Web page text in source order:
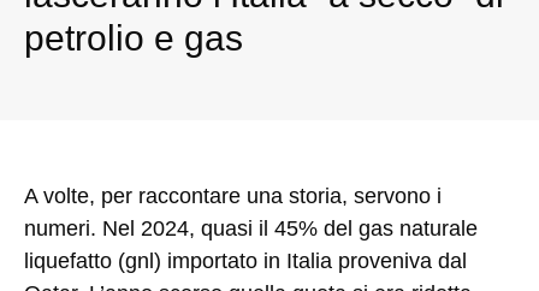
petrolio e gas
A volte, per raccontare una storia, servono i
numeri. Nel 2024, quasi il 45% del gas naturale
liquefatto (gnl) importato in Italia proveniva dal